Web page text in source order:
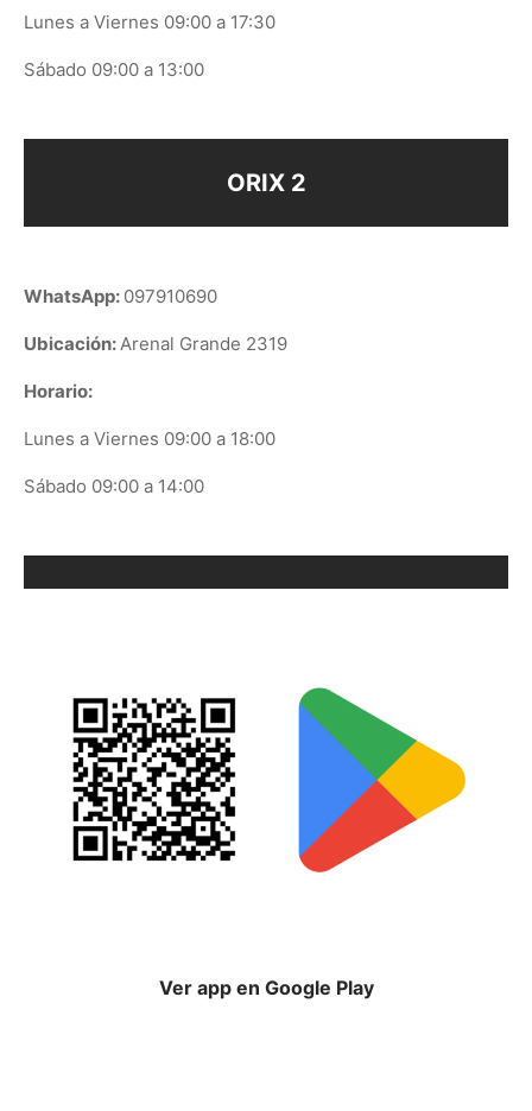
Lunes a Viernes 09:00 a 17:30
Sábado 09:00 a 13:00
ORIX 2
WhatsApp: 097910690
Ubicación:Arenal Grande 2319
Horario:
Lunes a Viernes 09:00 a 18:00
Sábado 09:00 a 14:00
Ver app en Google Play